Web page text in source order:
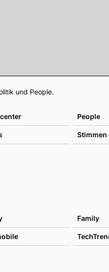
und People.
People
Stimmen
Family